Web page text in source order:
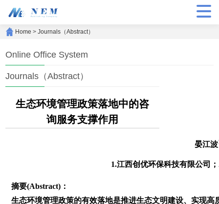
Home >Journals（Abstract）
Online Office System
Journals（Abstract）
生态环境管理政策落地中的咨
询服务支撑作用
晏江波
1.江西创优环保科技有限公司
摘要(Abstract)：
生态环境管理政策的有效落地是推进生态文明建设、实现